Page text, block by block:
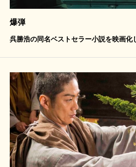
爆弾
呉勝浩の同名ベストセラー小説を映画化